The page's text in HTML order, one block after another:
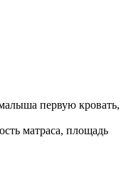
первую кровать,
матраса, площадь